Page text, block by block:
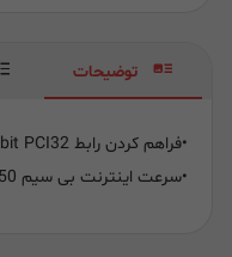
•فراهم کردن رابط 32
bit PCI
•سرعت اینترنت بی سیم 150